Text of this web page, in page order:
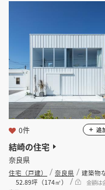
結崎の住宅
奈良県
住宅（戸建） 奈良県
建築物
52.89坪（174㎡）
金額は
0件 追